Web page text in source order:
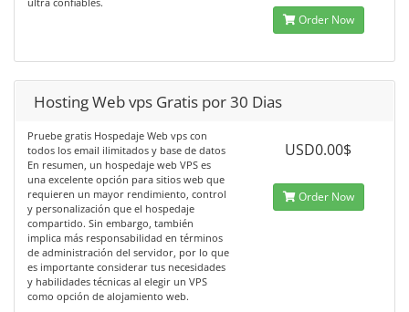
Order Now
Hosting Web vps Gratis por 30 Dias
Pruebe gratis Hospedaje Web vps con
todos los email ilimitados y base de datos
En resumen, un hospedaje web VPS es
una excelente opción para sitios web que
requieren un mayor rendimiento, control
y personalización que el hospedaje
compartido. Sin embargo, también
implica más responsabilidad en términos
de administración del servidor, por lo que
es importante considerar tus necesidades
y habilidades técnicas al elegir un VPS
como opción de alojamiento web.
USD0.00$
Order Now